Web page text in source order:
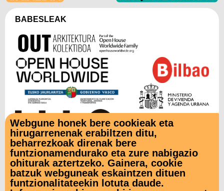
BABESLEAK
LAGUNTZAILEAK
Webgune honek bere cookieak eta
hirugarrenenak erabiltzen ditu,
beharrezkoak direnak bere
funtzionamendurako eta zure nabigazio
ohiturak aztertzeko. Gainera, cookie
batzuk webguneak eskaintzen dituen
funtzionalitateekin lotuta daude.